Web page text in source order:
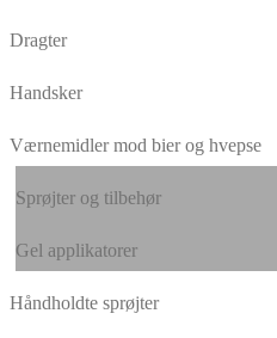
Dragter
Handsker
Værnemidler mod bier og hvepse
Sprøjter og tilbehør
Gel applikatorer
Håndholdte sprøjter